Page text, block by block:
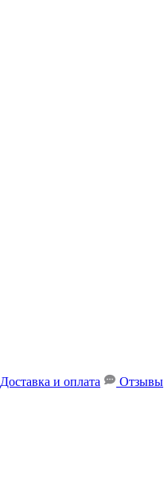
Доставка и оплата Отзывы